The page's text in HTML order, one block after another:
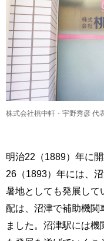
株式会社桃中軒・宇野秀彦 代
明治22（1889）年に
26（1893）年には、
暑地としても発展して
配は、沼津で補助機関
ました。沼津駅には